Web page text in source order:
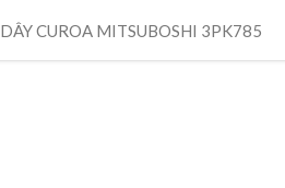
DÂY CUROA MITSUBOSHI 3PK785